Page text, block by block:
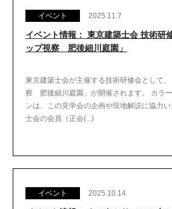
イベント 2025.11.7
イベント情報： 東京建築士会 技術研
ップ視察 肥後細川庭園」
東京建築士会が主催する技術研修会として
察 肥後細川庭園」が開催されます。 カラ
ンは、この見学会の企画や現地解説に協力
士会の会員（正会(...)
イベント 2025.10.14